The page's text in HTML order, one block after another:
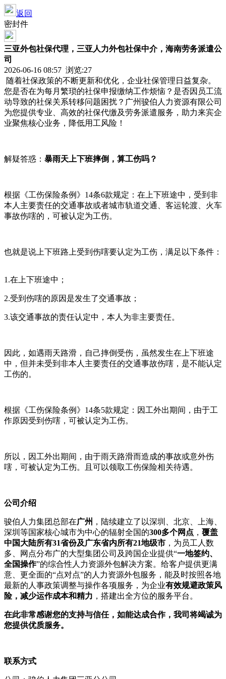
返回
密封件
三亚外包社保代理，三亚人力外包社保中介，海南劳务派遣公
司
2026-06-16 08:57 浏览:27
随着社保政策的不断更新和优化，企业社保管理日益复杂。
您是否在为每月繁琐的社保申报缴纳工作烦恼？是否因员工流
动导致的社保关系转移问题困扰？广州骏伯人力资源有限公司
为您提供专业、高效的社保代缴及劳务派遣服务，助力来宾企
业聚焦核心业务，降低用工风险！
解疑答惑： 暴雨天上下班摔倒，算工伤吗？
根据《工伤保险条例》14条6款规定：在上下班途中，受到非
本人主要责任的交通事故或者城市轨道交通、客运轮渡、火车
事故伤嗐的，可被认定为工伤。
也就是说上下班路上受到伤嗐要认定为工伤，满足以下条件：
1.在上下班途中；
2.受到伤嗐的原因是发生了交通事故；
3.该交通事故的责任认定中，本人为非主要责任。
因此，如遇雨天路滑，自己摔倒受伤，虽然发生在上下班途
中，但并未受到非本人主要责任的交通事故伤嗐，是不能认定
工伤的。
根据《工伤保险条例》14条5款规定：因工外出期间，由于工
作原因受到伤嗐，可被认定为工伤。
所以，因工外出期间，由于雨天路滑而造成的事故或意外伤
嗐，可被认定为工伤。且可以领取工伤保险相关待遇。
公司介绍
骏伯人力集团总部在广州 ，陆续建立了以深圳、北京、上海、
深圳等国家核心城市为中心的辐射全国的300多个网点 ， 覆盖
中国大陆所有31省份及广东省内所有21地级市 ，为员工人数
多、网点分布广的大型集团公司及跨国企业提供“一地签约、
全国操作”的综合性人力资源外包解决方案。给客户提供更满
意、更全面的“点对点”的人力资源外包服务，能及时按照各地
最新的人事政策调整与操作各项服务，为企业有效规避政策风
险，减少运作成本和精力 ，搭建出全方位的服务平台。
在此非常感谢您的支持与信任，如能达成合作，我司将竭诚为
您提供优质服务。
联系方式